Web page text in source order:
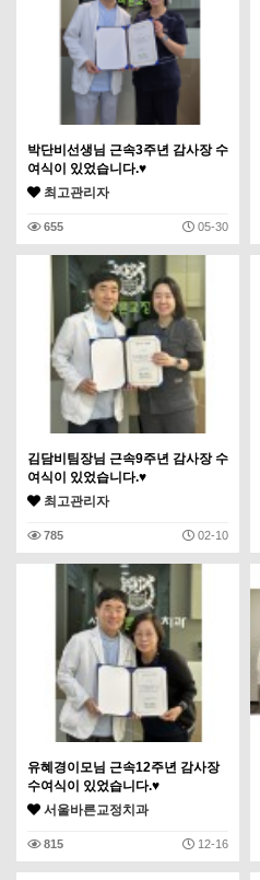
박단비선생님 근속3주년 감사장 수
여식이 있었습니다.♥
최고관리자
655 05-30
김담비팀장님 근속9주년 감사장 수
여식이 있었습니다.♥
최고관리자
785 02-10
유혜경이모님 근속12주년 감사장
수여식이 있었습니다.♥
서울바른교정치과
815 12-16